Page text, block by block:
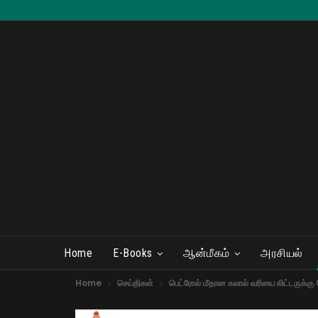
Home E-Books ஆன்மீகம் அரசியல்
Home செய்திகள் பெட்ரோல் மீதான கலால் வரியை லிட்டருக்கு 8